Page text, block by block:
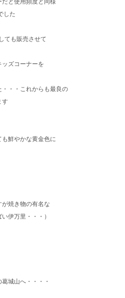
と使用頻度と同様
した
ても販売させて
ズコーナーを
・・これからも最良の
す
鮮やかな黄金色に
焼き物の有名な
伊万里・・・）
城山へ・・・・